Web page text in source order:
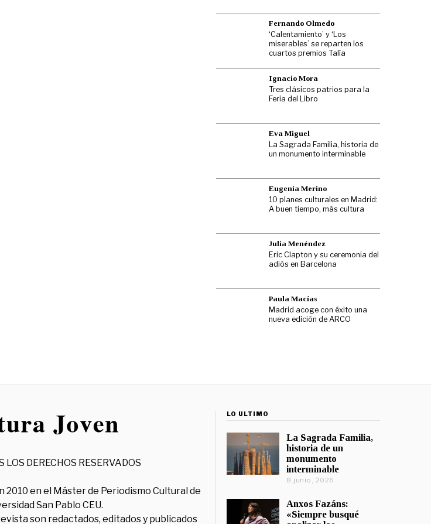
Fernando Olmedo
‘Calentamiento’ y ‘Los
miserables’ se reparten los
cuartos premios Talía
Ignacio Mora
Tres clásicos patrios para la
Feria del Libro
Eva Miguel
La Sagrada Familia, historia de
un monumento interminable
Eugenia Merino
10 planes culturales en Madrid:
A buen tiempo, más cultura
Julia Menéndez
Eric Clapton y su ceremonia del
adiós en Barcelona
Paula Macías
Madrid acoge con éxito una
nueva edición de ARCO
LOS DERECHOS RESERVADOS
2010 en el Máster de Periodismo Cultural de
San Pablo CEU.
son redactados, editados y publicados
LO ÚLTIMO
La Sagrada Familia,
historia de un
monumento
interminable
8 junio, 2026
Anxos Fazáns:
«Siempre busqué